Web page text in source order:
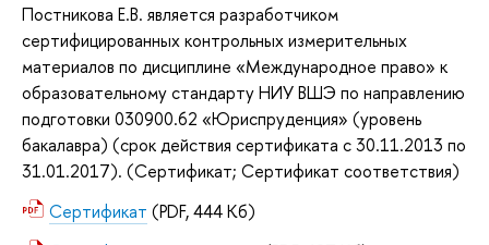
Постникова Е.В. является разработчиком
сертифицированных контрольных измерительных
материалов по дисциплине «Международное право» к
образовательному стандарту НИУ ВШЭ по направлению
подготовки 030900.62 «Юриспруденция» (уровень
бакалавра) (срок действия сертификата с 30.11.2013 по
31.01.2017). (Сертификат; Сертификат соответствия)
Сертификат (PDF, 444 Кб)